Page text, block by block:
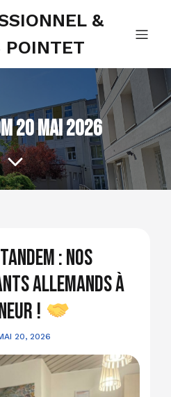
&
POINTET
20 mai 2026
: nos
allemands à
!
20, 2026